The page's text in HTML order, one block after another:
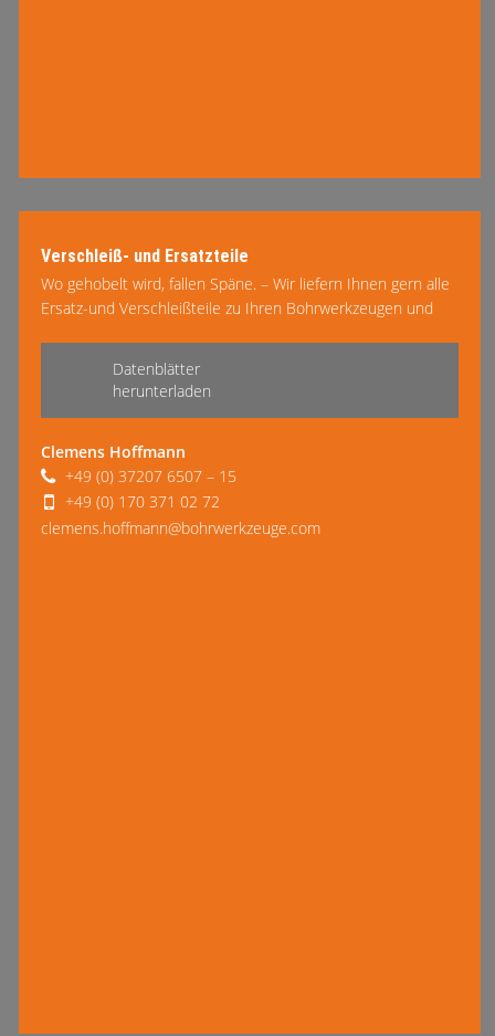
Verschleiß- und Ersatzteile
Wo gehobelt wird, fallen Späne. – Wir liefern Ihnen gern alle
Ersatz-und Verschleißteile zu Ihren Bohrwerkzeugen und
mehr lesen
Datenblätter
herunterladen
Clemens Hoffmann
+49 (0) 37207 6507 – 15
+49 (0) 170 371 02 72
clemens.hoffmann@bohrwerkzeuge.com